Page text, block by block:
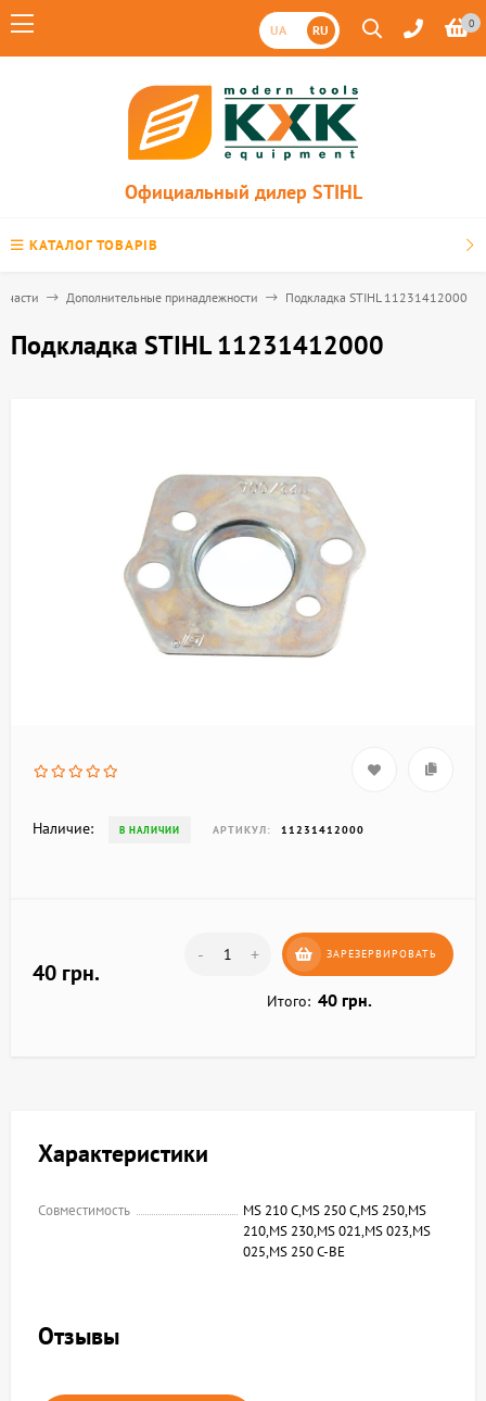
UA RU 0
Официальный дилер STIHL
КАТАЛОГ ТОВАРІВ
Дополнительные принадлежности Подкладка STIHL 11231412000
Подкладка STIHL 11231412000
Наличие: В НАЛИЧИИ АРТИКУЛ: 11231412000
40 грн.
- + ЗАРЕЗЕРВИРОВАТЬ
Итого: 40 грн.
Характеристики
Совместимость
MS 210 C,MS 250 С,MS 250,MS
210,MS 230,MS 021,MS 023,MS
025,MS 250 С-BE
Отзывы